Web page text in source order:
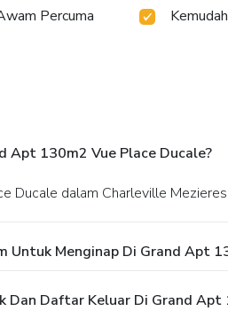
Percuma
Apt 130m2 Vue Place Ducale?
Ducale dalam Charleville Mezieres.
Untuk Menginap Di Grand Apt
Dan Daftar Keluar Di Grand Apt